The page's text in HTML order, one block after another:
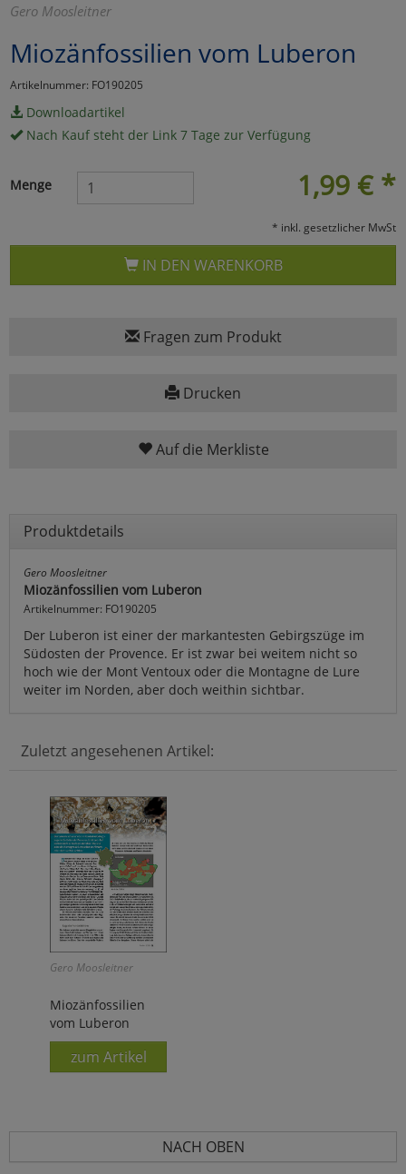
Gero Moosleitner
Miozänfossilien vom Luberon
Artikelnummer: FO190205
Downloadartikel
Nach Kauf steht der Link 7 Tage zur Verfügung
1,99 € *
Menge
* inkl. gesetzlicher MwSt
IN DEN WARENKORB
Fragen zum Produkt
Drucken
Auf die Merkliste
Produktdetails
Gero Moosleitner
Miozänfossilien vom Luberon
Artikelnummer: FO190205
Der Luberon ist einer der markantesten Gebirgszüge im
Südosten der Provence. Er ist zwar bei weitem nicht so
hoch wie der Mont Ventoux oder die Montagne de Lure
weiter im Norden, aber doch weithin sichtbar.
Zuletzt angesehenen Artikel:
Gero Moosleitner
Miozänfossilien
vom Luberon
zum Artikel
NACH OBEN
Umfragetools
zu Haupptseite